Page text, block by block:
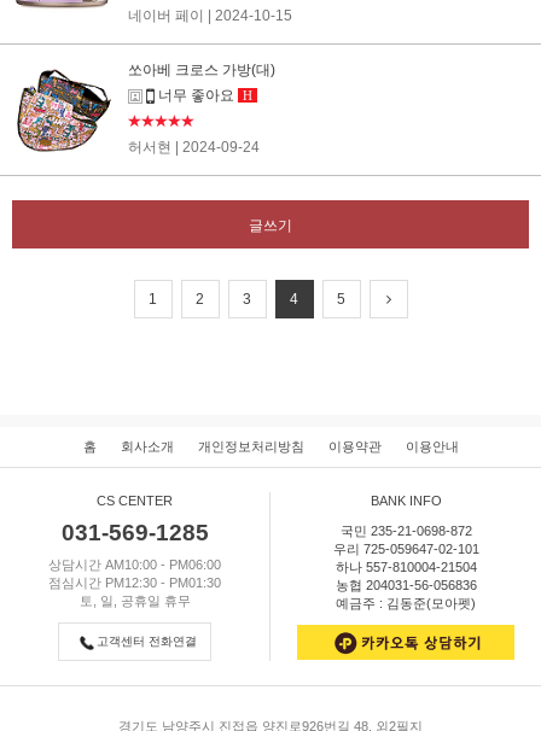
네이버 페이
| 2024-10-15
쏘아베 크로스 가방(대)
너무 좋아요
H
★★★★★
허서현
| 2024-09-24
글쓰기
1 2 3 4 5
홈 회사소개 개인정보처리방침 이용약관 이용안내
CS CENTER
031-569-1285
상담시간 AM10:00 - PM06:00
점심시간 PM12:30 - PM01:30
토, 일, 공휴일 휴무
고객센터 전화연결
BANK INFO
국민 235-21-0698-872
우리 725-059647-02-101
하나 557-810004-21504
농협 204031-56-056836
예금주 : 김동준(모아펫)
경기도 남양주시 진접읍 양진로926번길 48, 외2필지